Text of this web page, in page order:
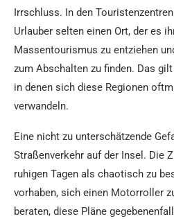
Irrschluss. In den
Urlauber selten einen Ort, der es
Massentourismus zu entziehen
zum Abschalten zu finden. Das
in denen sich diese Regionen
verwandeln.
Eine nicht zu unterschätzende
Straßenverkehr auf der Insel. Die
ruhigen Tagen als chaotisch zu
vorhaben, sich einen Motorroller
beraten, diese Pläne